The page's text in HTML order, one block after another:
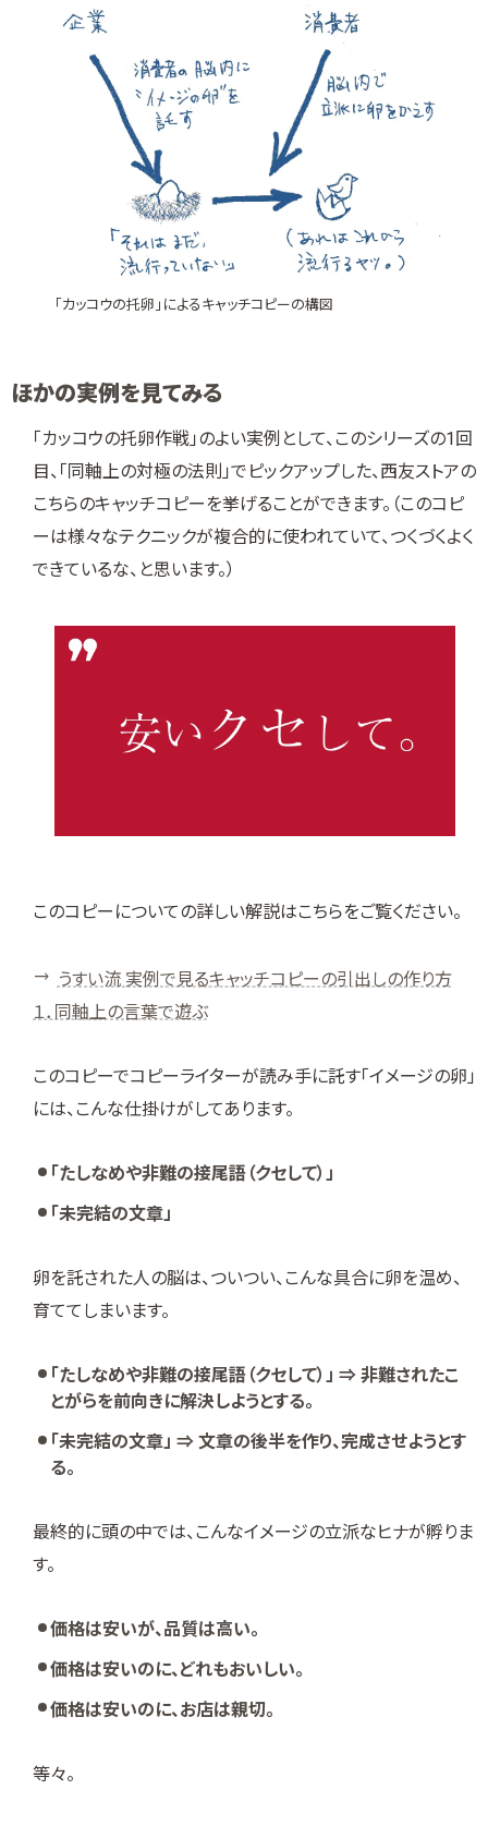
「カッコウの托卵」によるキャッチコピーの構図
ほかの実例を見てみる
「カッコウの托卵作戦」のよい実例として、このシリーズの1回
目、「同軸上の対極の法則」でピックアップした、西友ストアの
こちらのキャッチコピーを挙げることができます。（このコピ
ーは様々なテクニックが複合的に使われていて、つくづくよく
できているな、と思います。）
このコピーについての詳しい解説はこちらをご覧ください。
うすい流 実例で見るキャッチコピーの引出しの作り方
１．同軸上の言葉で遊ぶ
このコピーでコピーライターが読み手に託す「イメージの卵」
には、こんな仕掛けがしてあります。
「たしなめや非難の接尾語（クセして）」
「未完結の文章」
卵を託された人の脳は、ついつい、こんな具合に卵を温め、
育ててしまいます。
「たしなめや非難の接尾語（クセして）」 ⇒ 非難されたこ
とがらを前向きに解決しようとする。
「未完結の文章」 ⇒ 文章の後半を作り、完成させようとす
る。
最終的に頭の中では、こんなイメージの立派なヒナが孵りま
す。
価格は安いが、品質は高い。
価格は安いのに、どれもおいしい。
価格は安いのに、お店は親切。
等々。